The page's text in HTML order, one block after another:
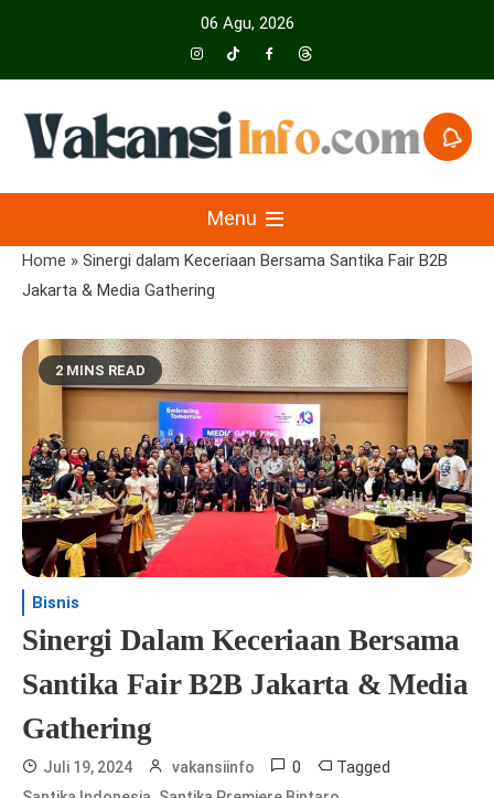
06 Agu, 2026
VakansiinfoMenu
Home » Sinergi dalam Keceriaan Bersama Santika Fair B2B
Jakarta & Media Gathering
2 MINS READ
Bisnis
Sinergi Dalam Keceriaan Bersama
Santika Fair B2B Jakarta & Media
Gathering
Juli 19, 2024 vakansiinfo 0 Tagged